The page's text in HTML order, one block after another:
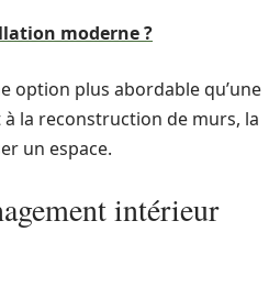
moderne ?
option plus abordable qu’une
la reconstruction de murs, la
un espace.
intérieur